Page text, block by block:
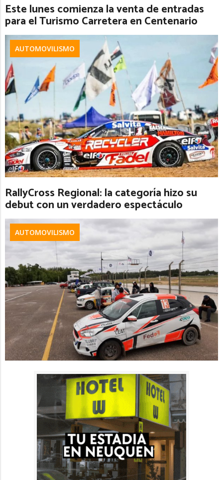
Este lunes comienza la venta de entradas
para el Turismo Carretera en Centenario
AUTOMOVILISMO
RallyCross Regional: la categoría hizo su
debut con un verdadero espectáculo
AUTOMOVILISMO